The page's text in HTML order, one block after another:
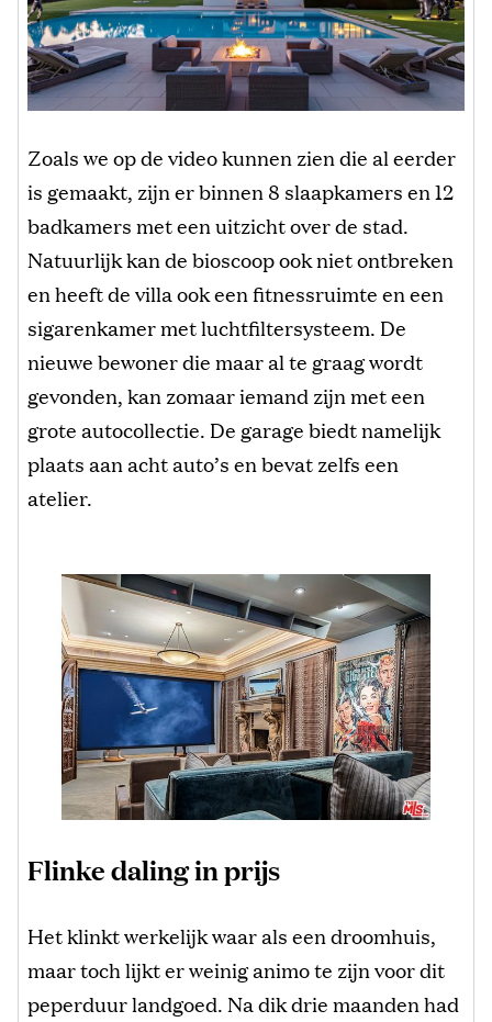
Zoals we op de video kunnen zien die al eerder
is gemaakt, zijn er binnen 8 slaapkamers en 12
badkamers met een uitzicht over de stad.
Natuurlijk kan de bioscoop ook niet ontbreken
en heeft de villa ook een fitnessruimte en een
sigarenkamer met luchtfiltersysteem. De
nieuwe bewoner die maar al te graag wordt
gevonden, kan zomaar iemand zijn met een
grote autocollectie. De garage biedt namelijk
plaats aan acht auto’s en bevat zelfs een
atelier.
Flinke daling in prijs
Het klinkt werkelijk waar als een droomhuis,
maar toch lijkt er weinig animo te zijn voor dit
peperduur landgoed. Na dik drie maanden had